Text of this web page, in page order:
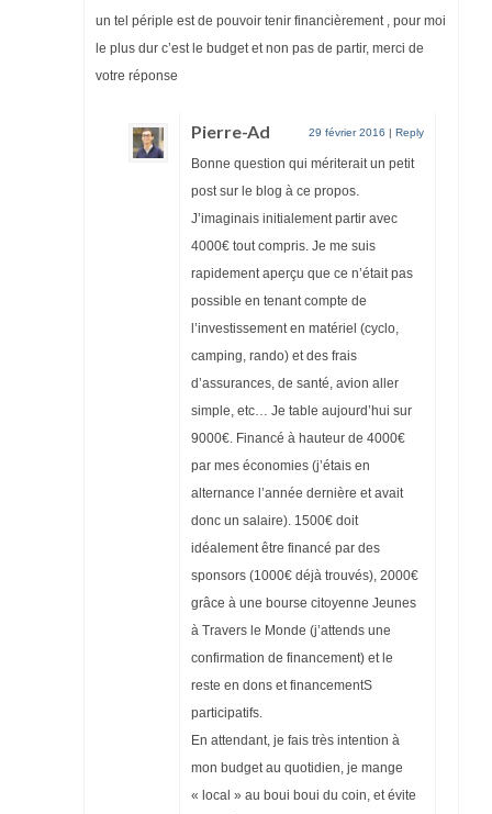
un tel périple est de pouvoir tenir financièrement , pour moi
le plus dur c’est le budget et non pas de partir, merci de
votre réponse
Pierre-Ad 29 février 2016 | Reply
Bonne question qui mériterait un petit
post sur le blog à ce propos.
J’imaginais initialement partir avec
4000€ tout compris. Je me suis
rapidement aperçu que ce n’était pas
possible en tenant compte de
l’investissement en matériel (cyclo,
camping, rando) et des frais
d’assurances, de santé, avion aller
simple, etc… Je table aujourd’hui sur
9000€. Financé à hauteur de 4000€
par mes économies (j’étais en
alternance l’année dernière et avait
donc un salaire). 1500€ doit
idéalement être financé par des
sponsors (1000€ déjà trouvés), 2000€
grâce à une bourse citoyenne Jeunes
à Travers le Monde (j’attends une
confirmation de financement) et le
reste en dons et financementS
participatifs.
En attendant, je fais très intention à
mon budget au quotidien, je mange
« local » au boui boui du coin, et évite